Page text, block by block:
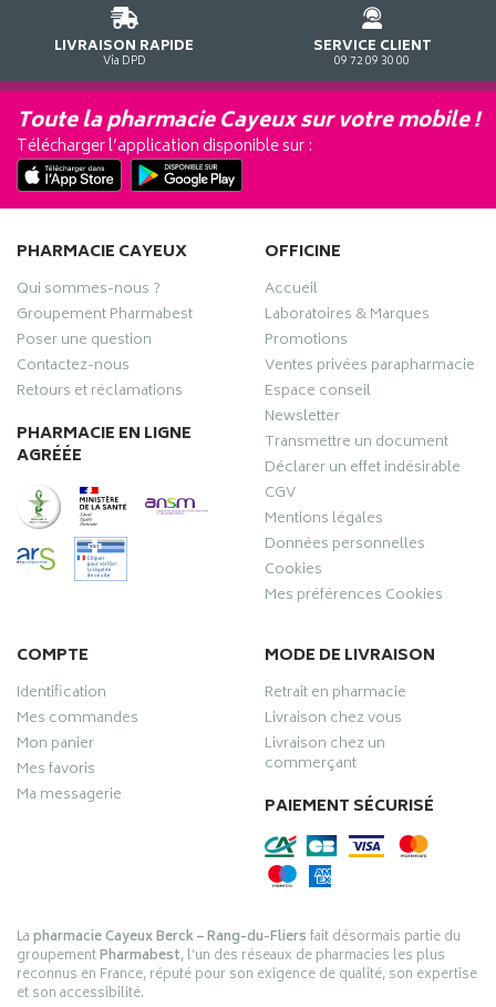
LIVRAISON RAPIDE
Via DPD
SERVICE CLIENT
09 72 09 30 00
Toute la pharmacie Cayeux sur votre mobile !
Télécharger l’application disponible sur :
PHARMACIE CAYEUX
Qui sommes-nous ?
Groupement Pharmabest
Poser une question
Contactez-nous
Retours et réclamations
PHARMACIE EN LIGNE
AGRÉÉE
OFFICINE
Accueil
Laboratoires & Marques
Promotions
Ventes privées parapharmacie
Espace conseil
Newsletter
Transmettre un document
Déclarer un effet indésirable
CGV
Mentions légales
Données personnelles
Cookies
Mes préférences Cookies
COMPTE
Identification
Mes commandes
Mon panier
Mes favoris
Ma messagerie
MODE DE LIVRAISON
Retrait en pharmacie
Livraison chez vous
Livraison chez un
commerçant
PAIEMENT SÉCURISÉ
Lapharmacie Cayeux Berck – Rang-du-Fliersfait désormais partie du
groupementPharmabest, l’un des réseaux de pharmacies les plus
reconnus en France, réputé pour son exigence de qualité, son expertise
et son accessibilité.